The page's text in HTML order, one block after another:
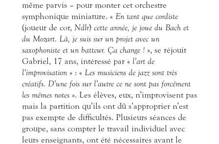
même parvis – pour monter cet orchestre
symphonique miniature. « En tant que cordiste
(joueur de cor, Ndlr) cette année, je joue du Bach et
du Mozart. Là, je suis sur un projet avec un
saxophoniste et un batteur. Ça change ! », se réjouit
Gabriel, 17 ans, intéressé par « l’art de
l’improvisation » : « Les musiciens de jazz sont très
créatifs. D’une fois sur l’autre ce ne sont pas forcément
les mêmes notes ». Les élèves, eux, n’improvisent pas
mais la partition qu’ils ont dû s’approprier n’est
pas exempte de difficultés. Plusieurs séances de
groupe, sans compter le travail individuel avec
leurs enseignants, ont été nécessaires avant le